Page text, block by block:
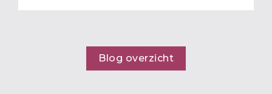
Blog overzicht